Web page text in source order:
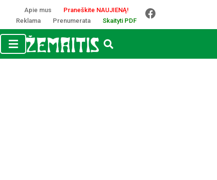
Apie mus
Praneškite NAUJIENĄ!
Reklama
Prenumerata Skaityti PDF